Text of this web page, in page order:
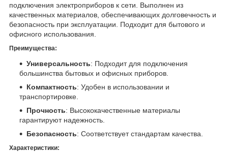
подключения электроприборов к сети. Выполнен из
качественных материалов, обеспечивающих долговечность и
безопасность при эксплуатации. Подходит для бытового и
офисного использования.
Преимущества:
Универсальность: Подходит для подключения
большинства бытовых и офисных приборов.
Компактность: Удобен в использовании и
транспортировке.
Прочность: Высококачественные материалы
гарантируют надежность.
Безопасность: Соответствует стандартам качества.
Характеристики: